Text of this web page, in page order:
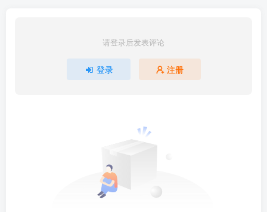
请登录后发表评论
登录 注册